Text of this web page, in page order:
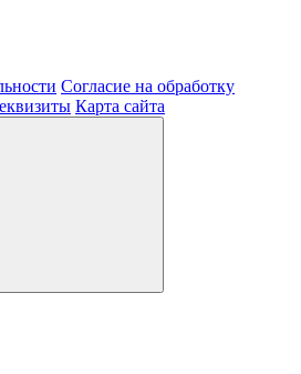
Согласие на обработку
Карта сайта